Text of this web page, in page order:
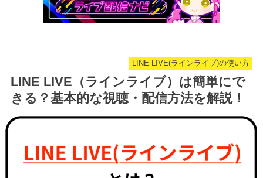
LINE LIVE(ラインライブ)の使い方
LINE LIVE（ラインライブ）は簡単にで
きる？基本的な視聴・配信方法を解説！